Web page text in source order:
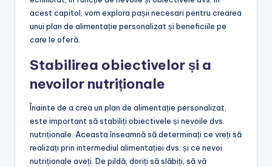
acest capitol, vom explora pașii necesari pentru crearea
unui plan de alimentație personalizat și beneficiile pe
care le oferă.
Stabilirea obiectivelor și a
nevoilor nutriționale
Înainte de a crea un plan de alimentație personalizat,
este important să stabiliți obiectivele și nevoile dvs.
nutriționale. Aceasta înseamnă să determinați ce vreți să
realizați prin intermediul alimentației dvs. și ce nevoi
nutriționale aveți. De pildă, doriți să slăbiți, să vă